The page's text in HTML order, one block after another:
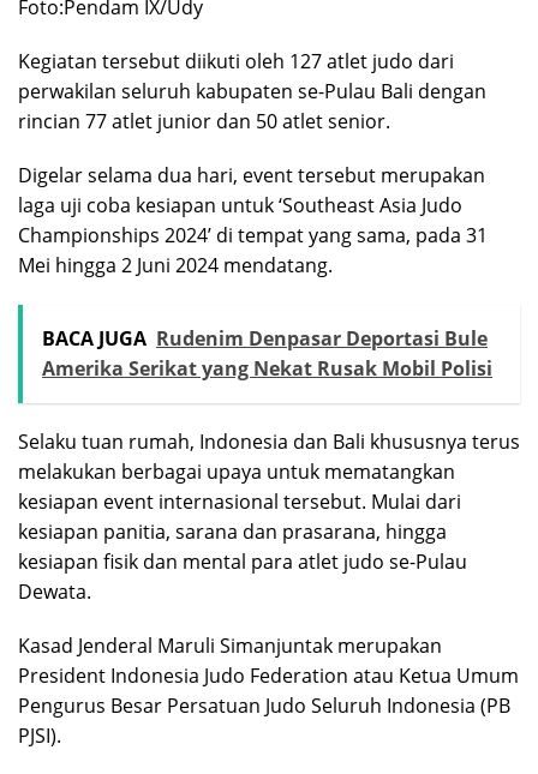
Foto:Pendam IX/Udy
Kegiatan tersebut diikuti oleh 127 atlet judo dari
perwakilan seluruh kabupaten se-Pulau Bali dengan
rincian 77 atlet junior dan 50 atlet senior.
Digelar selama dua hari, event tersebut merupakan
laga uji coba kesiapan untuk ‘Southeast Asia Judo
Championships 2024’ di tempat yang sama, pada 31
Mei hingga 2 Juni 2024 mendatang.
BACA JUGA Rudenim Denpasar Deportasi Bule
Amerika Serikat yang Nekat Rusak Mobil Polisi
Selaku tuan rumah, Indonesia dan Bali khususnya terus
melakukan berbagai upaya untuk mematangkan
kesiapan event internasional tersebut. Mulai dari
kesiapan panitia, sarana dan prasarana, hingga
kesiapan fisik dan mental para atlet judo se-Pulau
Dewata.
Kasad Jenderal Maruli Simanjuntak merupakan
President Indonesia Judo Federation atau Ketua Umum
Pengurus Besar Persatuan Judo Seluruh Indonesia (PB
PJSI).